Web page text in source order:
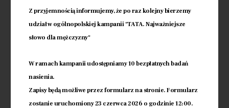
Dysponujemy hysteroskopem firmy STORZ z
cienkim płaszczem zewnętrznym
umożliwiającym założenie hysteroskopu do
poszerzania przez tzw. hegarowanie. Zabieg
jest dzięki temu mniej inwazyjny.
Hysteroskop posiada kanał roboczy przez
który możemy wprowadzić do jamy macicy
Z przyjemnością informujemy, że po raz kolejny bierzemy
udział w ogólnopolskiej kampanii "TATA. Najważniejsze
słowo dla mężczyzny"
W ramach kampanii udostępniamy 10 bezpłatnych badań
nasienia.
Zapisy będą możliwe przez formularz na stronie. Formularz
zostanie uruchomiony 23 czerwca 2026 o godzinie 12:00.